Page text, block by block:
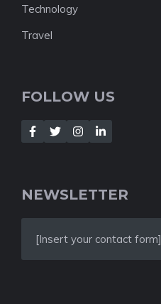
Technology
Travel
FOLLOW US
NEWSLETTER
[Insert your contact form]